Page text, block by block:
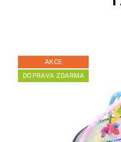
AKCE
DOPRAVA ZDARMA